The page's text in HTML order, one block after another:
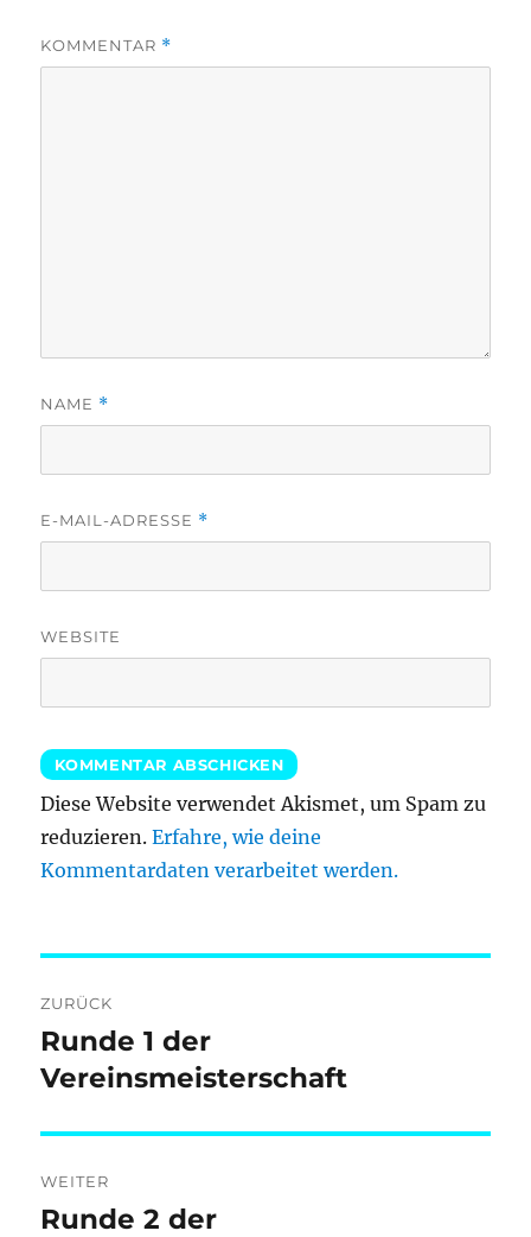
KOMMENTAR *
NAME *
E-MAIL-ADRESSE *
WEBSITE
Diese Website verwendet Akismet, um Spam zu
reduzieren.Erfahre, wie deine
Kommentardaten verarbeitet werden.
ZURÜCK
Vorheriger
Beitrag:
Runde 1 der
Vereinsmeisterschaft
WEITER
Nächster
Runde 2 der